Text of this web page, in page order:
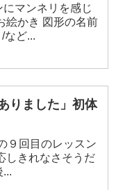
マンネリを感じ
、〇、△、/など...
りました」初体
...